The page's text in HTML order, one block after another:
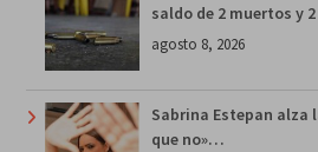
saldo de 2 muertos y
agosto 8, 2026
Sabrina Estepan alza
que no»…